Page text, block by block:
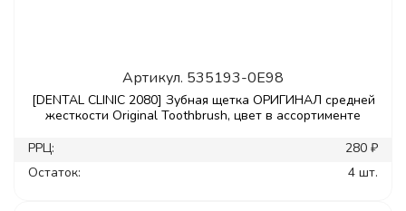
Артикул. 535193-0E98
[DENTAL CLINIC 2080] Зубная щетка ОРИГИНАЛ средней
жесткости Original Toothbrush, цвет в ассортименте
РРЦ:
280 ₽
Остаток:
4 шт.